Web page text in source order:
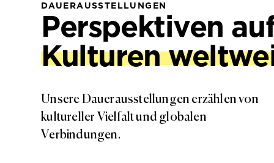
DAUERAUSSTELLUNGEN
Perspektiven
Kulturen
Unsere Dauerausstellungen erzählen von
kultureller Vielfalt und globalen
Verbindungen.